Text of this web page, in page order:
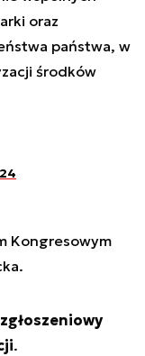
oraz
państwa, w
środków
Kongresowym
.